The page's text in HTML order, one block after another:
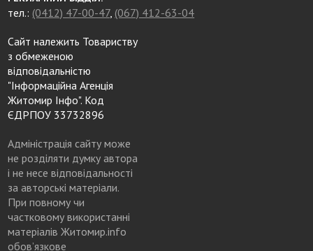
тел.: (0412) 47-00-47, (067) 412-63-04
Сайт належить Товариству
з обмеженою
відповідальністю
"Інформаційна Агенція
Житомир Інфо". Код
ЄДРПОУ 33732896
Адміністрація сайту може
не розділяти думку автора
і не несе відповідальності
за авторські матеріали.
При повному чи
частковому використанні
матеріалів Житомир.info
обов’язкове